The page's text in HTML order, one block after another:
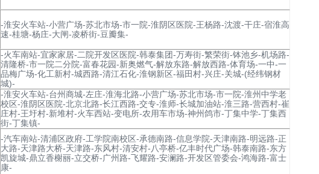
-淮安火车站-小营广场-苏北市场-市一院-淮阴区医院-王杨路-沈渡-干庄-宿淮高
速-桂塘-杨庄-大闸-凌桥街-豆瓣集-
-火车南站-宜家家居-二院开发区医院-韩泰集团-万寿街-繁荣街-钵池乡-机场路-
清隆桥-市一院二分院-富春花园-新奥燃气-解放东路-解放西路-体育场-一中-一
品梅广场-化工新村-城西路-清江石化-淮钢新区-福田村-兴庄-关城-(经纬钢材
城)-
-淮安火车站-台州商城-左庄-淮海北路-小营广场-苏北市场-市一院-淮州中学老
校区-淮阴区医院-北京北路-长江西路-交专-淮师-长城加油站-淮三路-营西村-崔
庄村-王圩村-新堆村-火车西站-变电所-农用车市场-神州鸽市-丁集中学-丁集西
街-丁集镇-
-汽车南站-清浦区政府-工学院南校区-承德南路-信息学院-天津南路-明远路-正
大路-天津路大桥-天津路-东风村-清安村-八亭桥-亿丰时代广场-韩泰南路-东方
凯旋城-鼎立香榭丽-立交桥-广州路-飞耀路-安澜路-开发区管委会-鸿海路-富士
康-